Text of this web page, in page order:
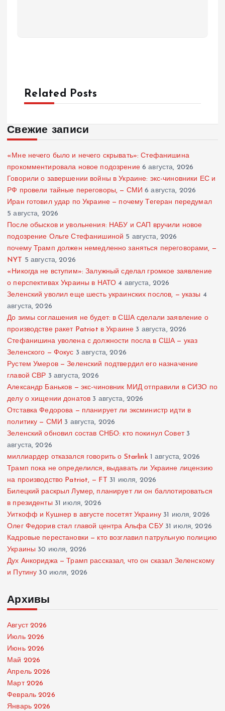
Related Posts
Свежие записи
«Мне нечего было и нечего скрывать»: Стефанишина
прокомментировала новое подозрение 6 августа, 2026
Говорили о завершении войны в Украине: экс-чиновники ЕС и
РФ провели тайные переговоры, — СМИ 6 августа, 2026
Иран готовил удар по Украине — почему Тегеран передумал
5 августа, 2026
После обысков и увольнения: НАБУ и САП вручили новое
подозрение Ольге Стефанишиной 5 августа, 2026
почему Трамп должен немедленно заняться переговорами, —
NYT 5 августа, 2026
«Никогда не вступим»: Залужный сделал громкое заявление
о перспективах Украины в НАТО 4 августа, 2026
Зеленский уволил еще шесть украинских послов, — указы 4
августа, 2026
До зимы соглашения не будет: в США сделали заявление о
производстве ракет Patriot в Украине 3 августа, 2026
Стефанишина уволена с должности посла в США — указ
Зеленского — Фокус 3 августа, 2026
Рустем Умеров — Зеленский подтвердил его назначение
главой СВР 3 августа, 2026
Александр Баньков — экс-чиновник МИД отправили в СИЗО по
делу о хищении донатов 3 августа, 2026
Отставка Федорова — планирует ли эксминистр идти в
политику — СМИ 3 августа, 2026
Зеленский обновил состав СНБО: кто покинул Совет 3
августа, 2026
миллиардер отказался говорить о Starlink 1 августа, 2026
Трамп пока не определился, выдавать ли Украине лицензию
на производство Patriot, — FT 31 июля, 2026
Билецкий раскрыл Лумер, планирует ли он баллотироваться
в президенты 31 июля, 2026
Уиткофф и Кушнер в августе посетят Украину 31 июля, 2026
Олег Федорив стал главой центра Альфа СБУ 31 июля, 2026
Кадровые перестановки — кто возглавил патрульную полицию
Украины 30 июля, 2026
Дух Анкориджа — Трамп рассказал, что он сказал Зеленскому
и Путину 30 июля, 2026
Архивы
Август 2026
Июль 2026
Июнь 2026
Май 2026
Апрель 2026
Март 2026
Февраль 2026
Январь 2026